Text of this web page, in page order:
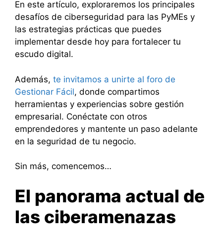
En este artículo, exploraremos los principales
desafíos de ciberseguridad para las PyMEs y
las estrategias prácticas que puedes
implementar desde hoy para fortalecer tu
escudo digital.
Además, te invitamos a unirte al foro de
Gestionar Fácil, donde compartimos
herramientas y experiencias sobre gestión
empresarial. Conéctate con otros
emprendedores y mantente un paso adelante
en la seguridad de tu negocio.
Sin más, comencemos…
El panorama actual de
las ciberamenazas